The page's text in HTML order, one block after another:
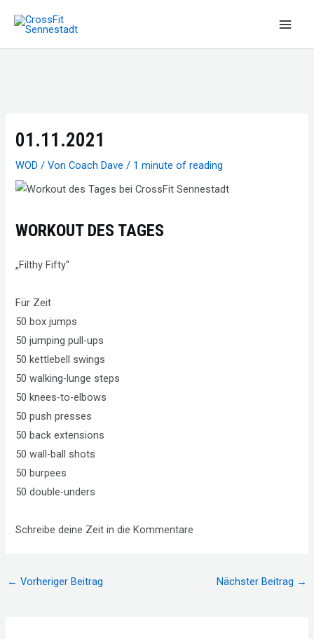
Inhalt
springen
01.11.2021
WOD / VonCoach Dave/ 1 minute of reading
WORKOUT DES TAGES
„Filthy Fifty“
Für Zeit
50 box jumps
50 jumping pull-ups
50 kettlebell swings
50 walking-lunge steps
50 knees-to-elbows
50 push presses
50 back extensions
50 wall-ball shots
50 burpees
50 double-unders
Schreibe deine Zeit in die Kommentare
Beitragsnavigation
← Vorheriger Beitrag Nächster Beitrag →